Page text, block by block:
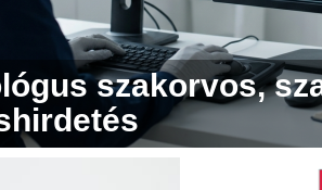
szakorvos,